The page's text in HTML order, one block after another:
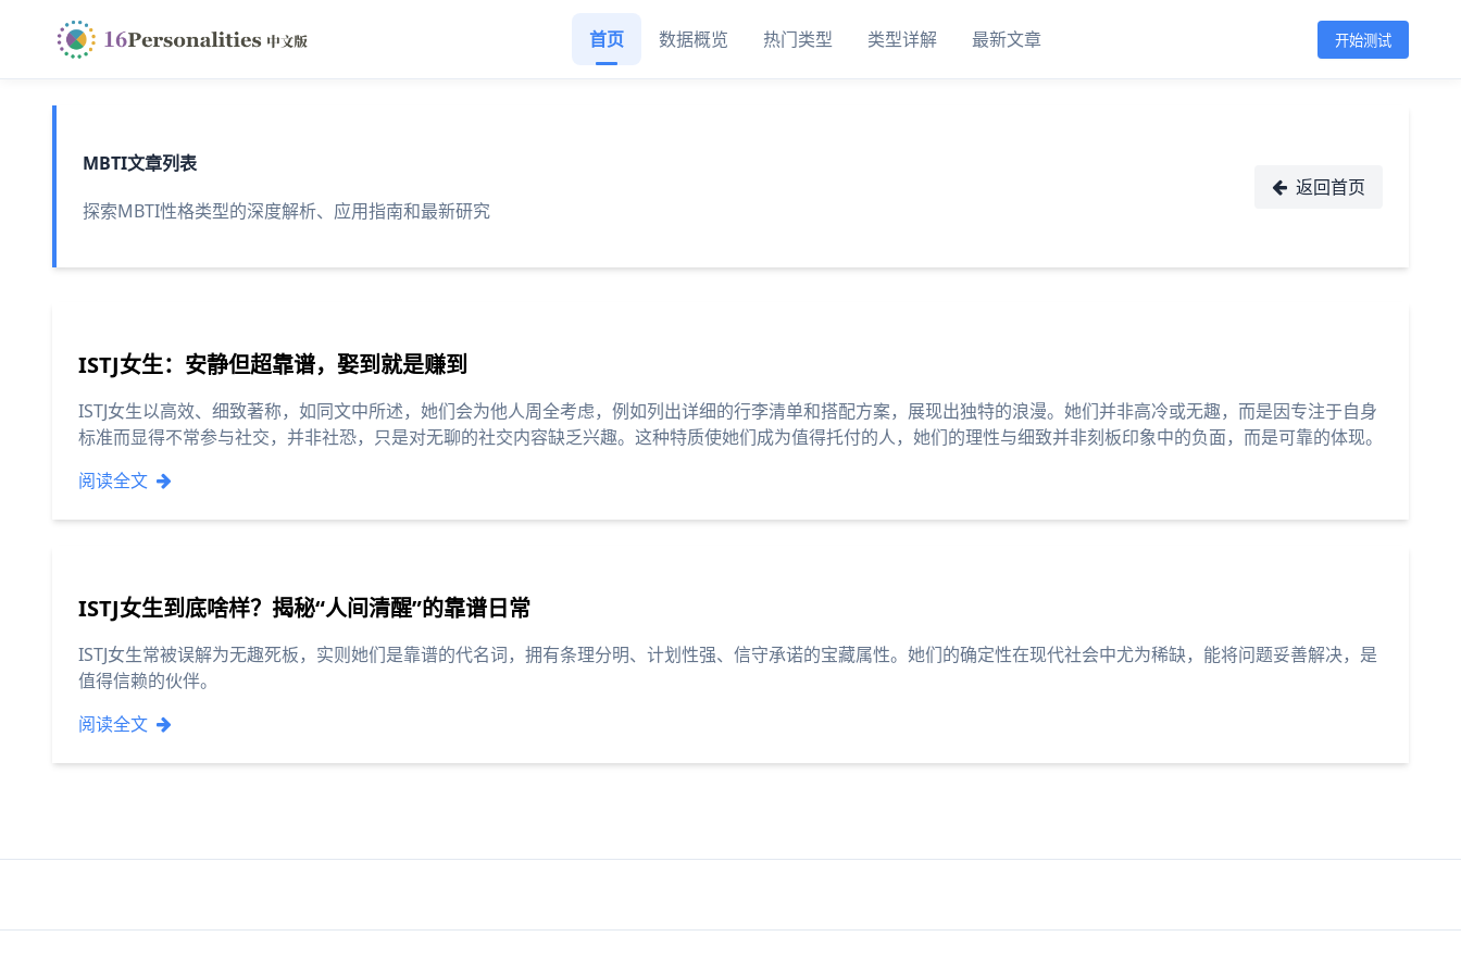
首页 数据概览 热门类型 类型详解 最新文章 开始测试
MBTI文章列表
探索MBTI性格类型的深度解析、应用指南和最新研究
返回首页
ISTJ女生：安静但超靠谱，娶到就是赚到
ISTJ女生以高效、细致著称，如同文中所述，她们会为他人周全考虑，例如列出详细的行李清单和搭配方案，展现出独特的浪漫。她们并非高冷或无趣，而是因专注于自身
标准而显得不常参与社交，并非社恐，只是对无聊的社交内容缺乏兴趣。这种特质使她们成为值得托付的人，她们的理性与细致并非刻板印象中的负面，而是可靠的体现。
阅读全文
ISTJ女生到底啥样？揭秘“人间清醒”的靠谱日常
ISTJ女生常被误解为无趣死板，实则她们是靠谱的代名词，拥有条理分明、计划性强、信守承诺的宝藏属性。她们的确定性在现代社会中尤为稀缺，能将问题妥善解决，是
值得信赖的伙伴。
阅读全文